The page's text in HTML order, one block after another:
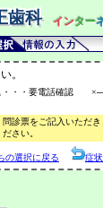
歯科 インター
。
・・要電話確認 ×─
診票をご記入いただき
さい。
の選択に戻る 症